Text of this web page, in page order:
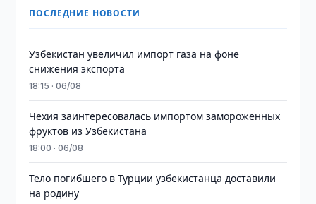
ПОСЛЕДНИЕ НОВОСТИ
Узбекистан увеличил импорт газа на фоне
снижения экспорта
18:15 · 06/08
Чехия заинтересовалась импортом замороженных
фруктов из Узбекистана
18:00 · 06/08
Тело погибшего в Турции узбекистанца доставили
на родину